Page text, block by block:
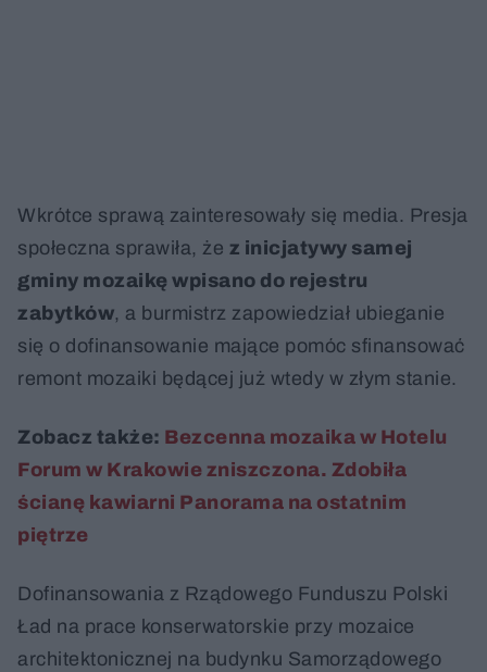
Wkrótce sprawą zainteresowały się media. Presja
społeczna sprawiła, że z inicjatywy samej
gminy mozaikę wpisano do rejestru
zabytków, a burmistrz zapowiedział ubieganie
się o dofinansowanie mające pomóc sfinansować
remont mozaiki będącej już wtedy w złym stanie.
Zobacz także: Bezcenna mozaika w Hotelu
Forum w Krakowie zniszczona. Zdobiła
ścianę kawiarni Panorama na ostatnim
piętrze
Dofinansowania z Rządowego Funduszu Polski
Ład na prace konserwatorskie przy mozaice
architektonicznej na budynku Samorządowego